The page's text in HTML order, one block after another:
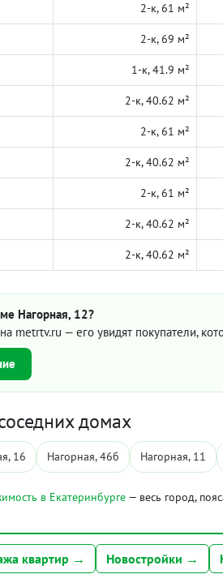
2-к, 61 м²
2-к, 69 м²
1-к, 41.9 м²
2-к, 40.62 м²
2-к, 61 м²
2-к, 40.62 м²
2-к, 61 м²
2-к, 40.62 м²
2-к, 40.62 м²
Нагорная, 12?
metrtv.ru — его увидят покупатели,
домах
16 Нагорная, 46б Нагорная, 11
в Екатеринбурге — весь город,
квартир → Новостройки →